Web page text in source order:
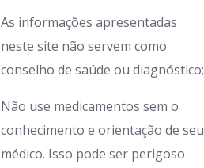
As informações apresentadas
neste site não servem como
conselho de saúde ou diagnóstico;
Não use medicamentos sem o
conhecimento e orientação de seu
médico. Isso pode ser perigoso